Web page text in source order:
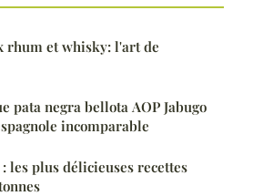
rhum et whisky: l'art de
pata negra bellota AOP Jabugo
incomparable
les plus délicieuses recettes